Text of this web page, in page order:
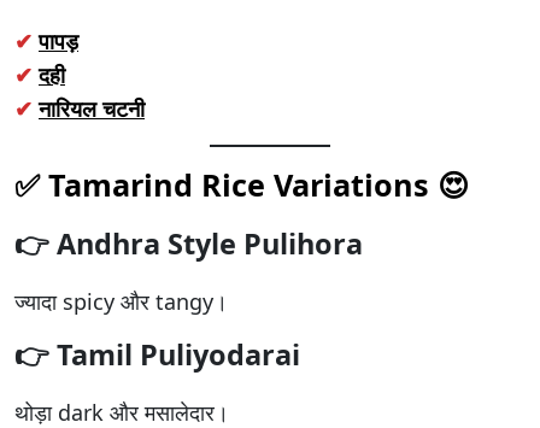
✔पापड़
✔दही
✔नारियल चटनी
✅ Tamarind Rice Variations 😍
👉 Andhra Style Pulihora
ज्यादा spicy और tangy।
👉 Tamil Puliyodarai
थोड़ा dark और मसालेदार।